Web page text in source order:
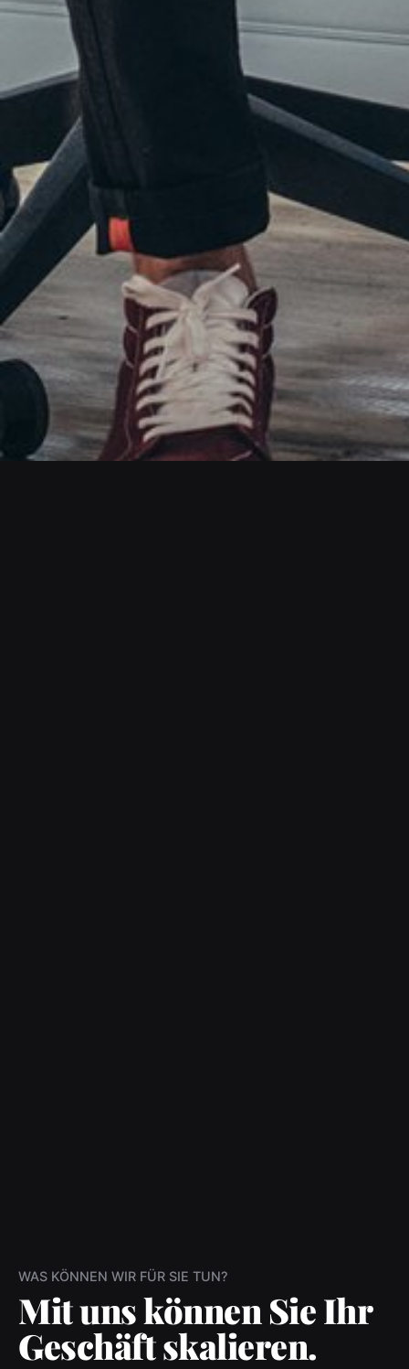
WAS KÖNNEN WIR FÜR SIE TUN?
Mit uns können Sie Ihr
Geschäft skalieren.